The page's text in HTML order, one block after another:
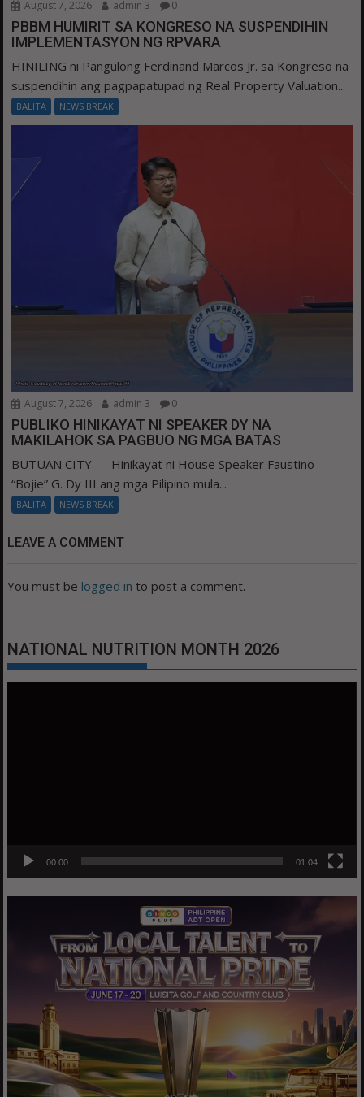
August 7, 2026 admin 3 0
PBBM HUMIRIT SA KONGRESO NA SUSPENDIHIN
IMPLEMENTASYON NG RPVARA
HINILING ni Pangulong Ferdinand Marcos Jr. sa Kongreso na
suspendihin ang pagpapatupad ng Real Property Valuation...
BALITA NEWS BREAK
August 7, 2026 admin 3 0
PUBLIKO HINIKAYAT NI SPEAKER DY NA
MAKILAHOK SA PAGBUO NG MGA BATAS
BUTUAN CITY — Hinikayat ni House Speaker Faustino
“Bojie” G. Dy III ang mga Pilipino mula...
BALITA NEWS BREAK
LEAVE A COMMENT
You must be logged in to post a comment.
NATIONAL NUTRITION MONTH 2026
00:00 01:04